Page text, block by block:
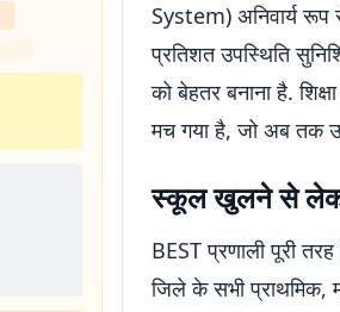
System) अनिवार्य रूप
प्रतिशत उपस्थिति
को बेहतर बनाना है.
मच गया है, जो अब तक
स्कूल खुलने से लेकर
BEST प्रणाली पूरी
जिले के सभी प्राथमिक,